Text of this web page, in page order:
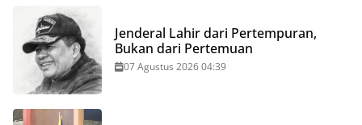
Jenderal Lahir dari Pertempuran,
Bukan dari Pertemuan
07 Agustus 2026 04:39